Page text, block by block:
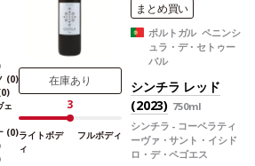
(0)
ェ
(0)
次のヴィンテージに変更されます、ご了承く
在庫あり
3
ライトボデ
ィ
フルボディ
まとめ買い
ポルトガル ペニンシ
ュラ・デ・セトゥー
バル
シンチラ レッド
(2023) 750ml
シンチラ - コーペラティ
ーヴァ・サント・イシド
ロ・デ・ペゴエス